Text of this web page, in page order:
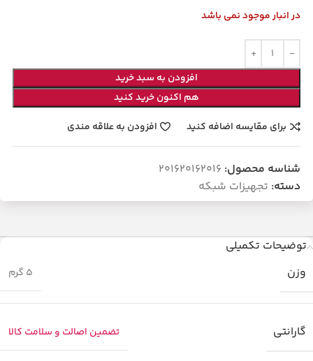
در انبار موجود نمی باشد
افزودن به سبد خرید
هم اکنون خرید کنید
برای مقایسه اضافه کنید
افزودن به علاقه مندی
شناسه محصول: 201620162016
دسته: تجهیزات شبکه
توضیحات تکمیلی
وزن
5 گرم
گارانتی تضمین اصالت و سلامت کالا